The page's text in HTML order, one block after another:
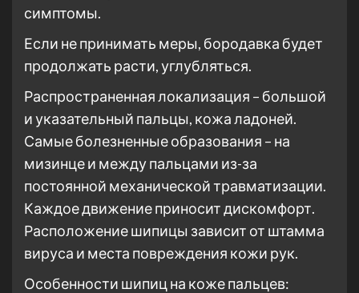
симптомы.
Если не принимать меры, бородавка будет
продолжать расти, углубляться.
Распространенная локализация – большой
и указательный пальцы, кожа ладоней.
Самые болезненные образования – на
мизинце и между пальцами из-за
постоянной механической травматизации.
Каждое движение приносит дискомфорт.
Расположение шипицы зависит от штамма
вируса и места повреждения кожи рук.
Особенности шипиц на коже пальцев: